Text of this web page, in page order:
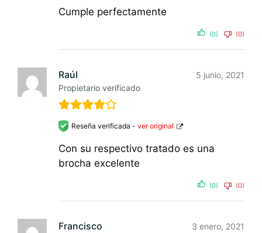
Cumple perfectamente
(0) (0)
Raúl
Propietario verificado
5 junio, 2021
Reseña verificada - ver original
Con su respectivo tratado es una
brocha excelente
(0) (0)
Francisco 3 enero, 2021